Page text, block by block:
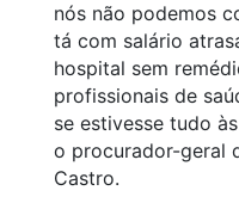
nós não podemos
tá com salário
hospital sem
profissionais de
se estivesse tudo
o procurador-geral
Castro.